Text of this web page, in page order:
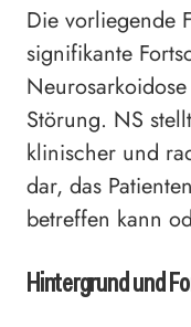
Die vorliegende
signifikante
Störung. NS
klinischer und
dar, das
betreffen kann
Hintergrund und